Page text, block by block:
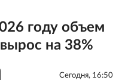
году объем
на 38%
Сегодня, 16:50